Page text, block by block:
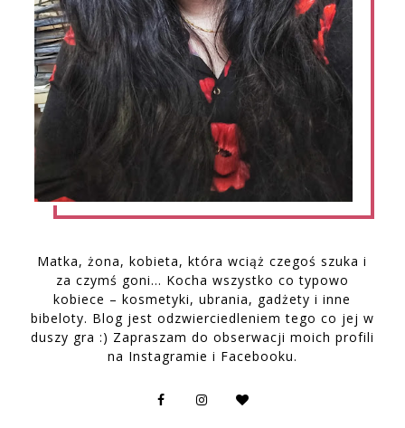
Matka, żona, kobieta, która wciąż czegoś szuka i
za czymś goni… Kocha wszystko co typowo
kobiece – kosmetyki, ubrania, gadżety i inne
bibeloty. Blog jest odzwierciedleniem tego co jej w
duszy gra :) Zapraszam do obserwacji moich profili
na Instagramie i Facebooku.